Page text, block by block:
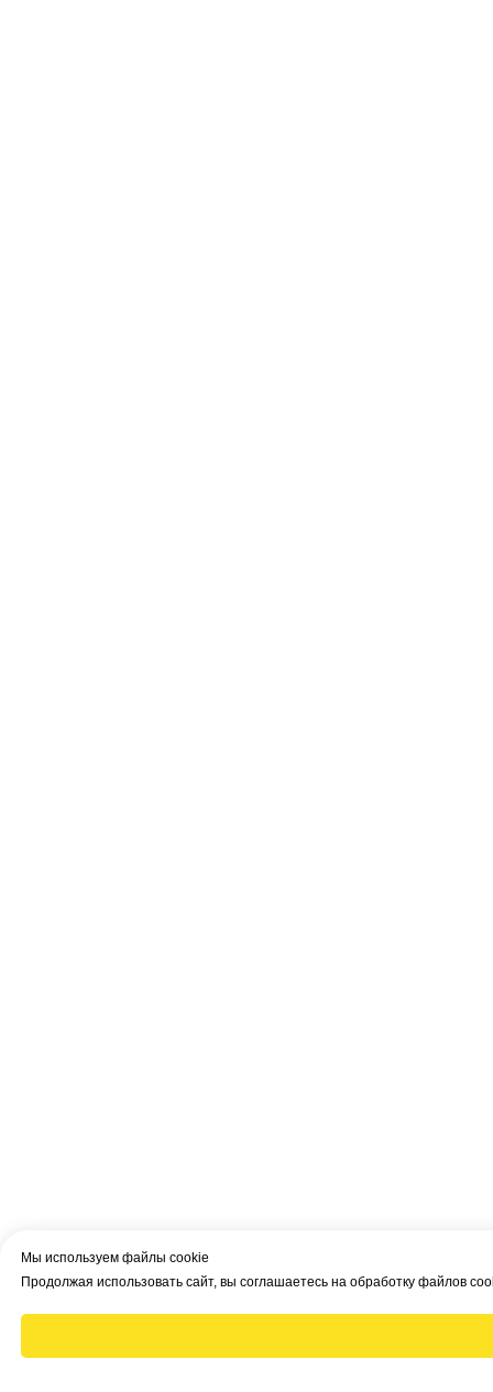
Мы используем файлы cookie
Продолжая использовать сайт, вы соглашаетесь на обработку файлов